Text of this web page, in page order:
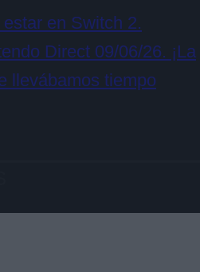
en Switch 2.
Direct 09/06/26. ¡La
llevábamos tiempo